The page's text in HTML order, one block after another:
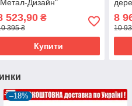
Дизайн"
523,90₴
395 ₴
Купити
8
10
–18%